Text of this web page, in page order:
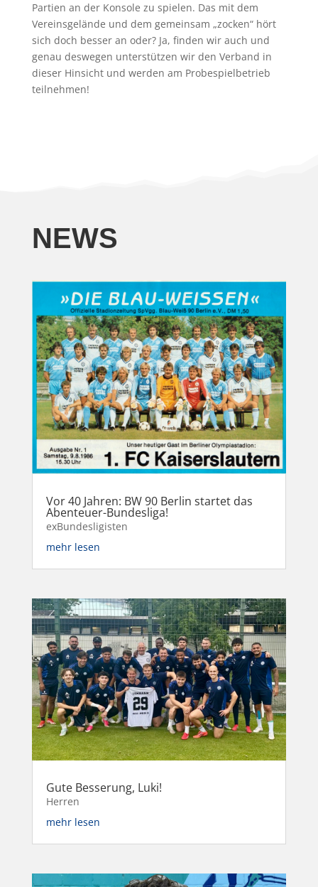
Partien an der Konsole zu spielen. Das mit dem
Vereinsgelände und dem gemeinsam „zocken“ hört
sich doch besser an oder? Ja, finden wir auch und
genau deswegen unterstützen wir den Verband in
dieser Hinsicht und werden am Probespielbetrieb
teilnehmen!
NEWS
Vor 40 Jahren: BW 90 Berlin startet das
Abenteuer-Bundesliga!
exBundesligisten
mehr lesen
Gute Besserung, Luki!
Herren
mehr lesen